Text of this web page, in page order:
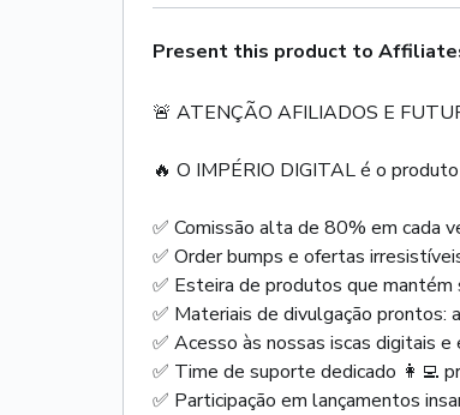
Present this product to
🚨 ATENÇÃO AFILIADOS E
🔥 O IMPÉRIO DIGITAL é o
✅ Comissão alta de 80% em cada
✅ Order bumps e ofertas
✅ Esteira de produtos que mantém
✅ Materiais de divulgação
✅ Acesso às nossas iscas digitais
✅ Time de suporte dedicado 👩‍💻
✅ Participação em lançamentos